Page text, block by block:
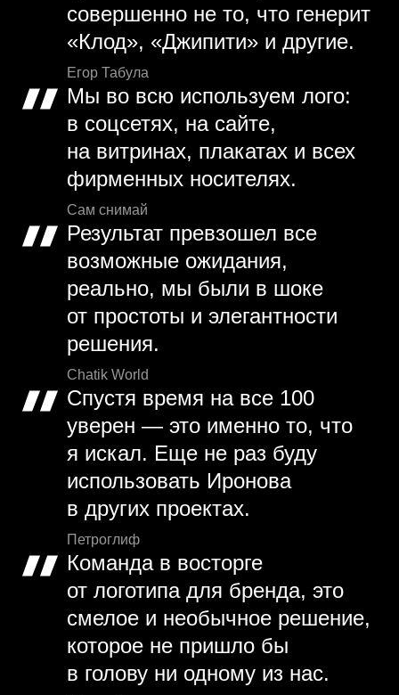
совершенно не то, что генерит
«Клод», «Джипити» и другие.
Егор Табула
Мы во всю используем лого:
в соцсетях, на сайте,
на витринах, плакатах и всех
фирменных носителях.
Сам снимай
Результат превзошел все
возможные ожидания,
реально, мы были в шоке
от простоты и элегантности
решения.
Chatik World
Спустя время на все 100
уверен — это именно то, что
я искал. Еще не раз буду
использовать Иронова
в других проектах.
Петроглиф
Команда в восторге
от логотипа для бренда, это
смелое и необычное решение,
которое не пришло бы
в голову ни одному из нас.